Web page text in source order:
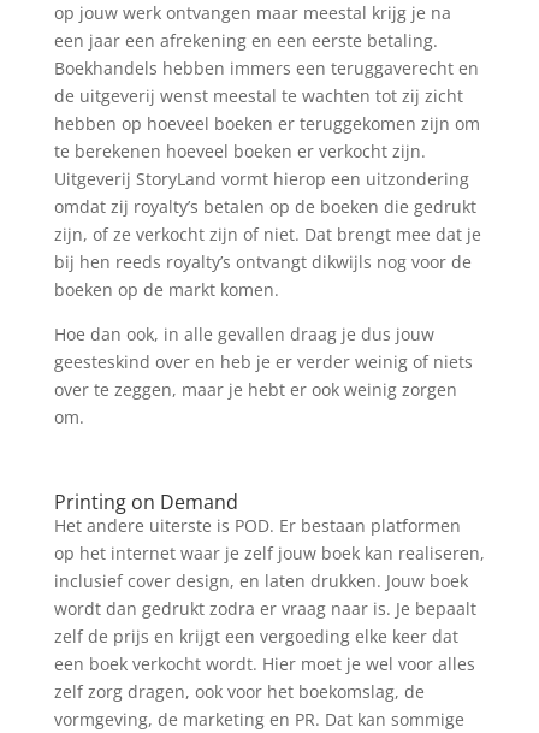
op jouw werk ontvangen maar meestal krijg je na
een jaar een afrekening en een eerste betaling.
Boekhandels hebben immers een teruggaverecht en
de uitgeverij wenst meestal te wachten tot zij zicht
hebben op hoeveel boeken er teruggekomen zijn om
te berekenen hoeveel boeken er verkocht zijn.
Uitgeverij StoryLand vormt hierop een uitzondering
omdat zij royalty’s betalen op de boeken die gedrukt
zijn, of ze verkocht zijn of niet. Dat brengt mee dat je
bij hen reeds royalty’s ontvangt dikwijls nog voor de
boeken op de markt komen.
Hoe dan ook, in alle gevallen draag je dus jouw
geesteskind over en heb je er verder weinig of niets
over te zeggen, maar je hebt er ook weinig zorgen
om.
Printing on Demand
Het andere uiterste is POD. Er bestaan platformen
op het internet waar je zelf jouw boek kan realiseren,
inclusief cover design, en laten drukken. Jouw boek
wordt dan gedrukt zodra er vraag naar is. Je bepaalt
zelf de prijs en krijgt een vergoeding elke keer dat
een boek verkocht wordt. Hier moet je wel voor alles
zelf zorg dragen, ook voor het boekomslag, de
vormgeving, de marketing en PR. Dat kan sommige